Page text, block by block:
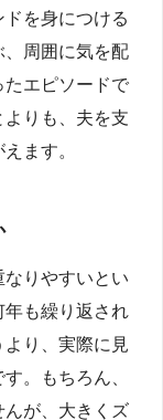
を身につける
、周囲に気を配
たエピソードで
りも、夫を支
ます。
りやすいとい
年も繰り返され
り、実際に見
。もちろん、
んが、大きくズ